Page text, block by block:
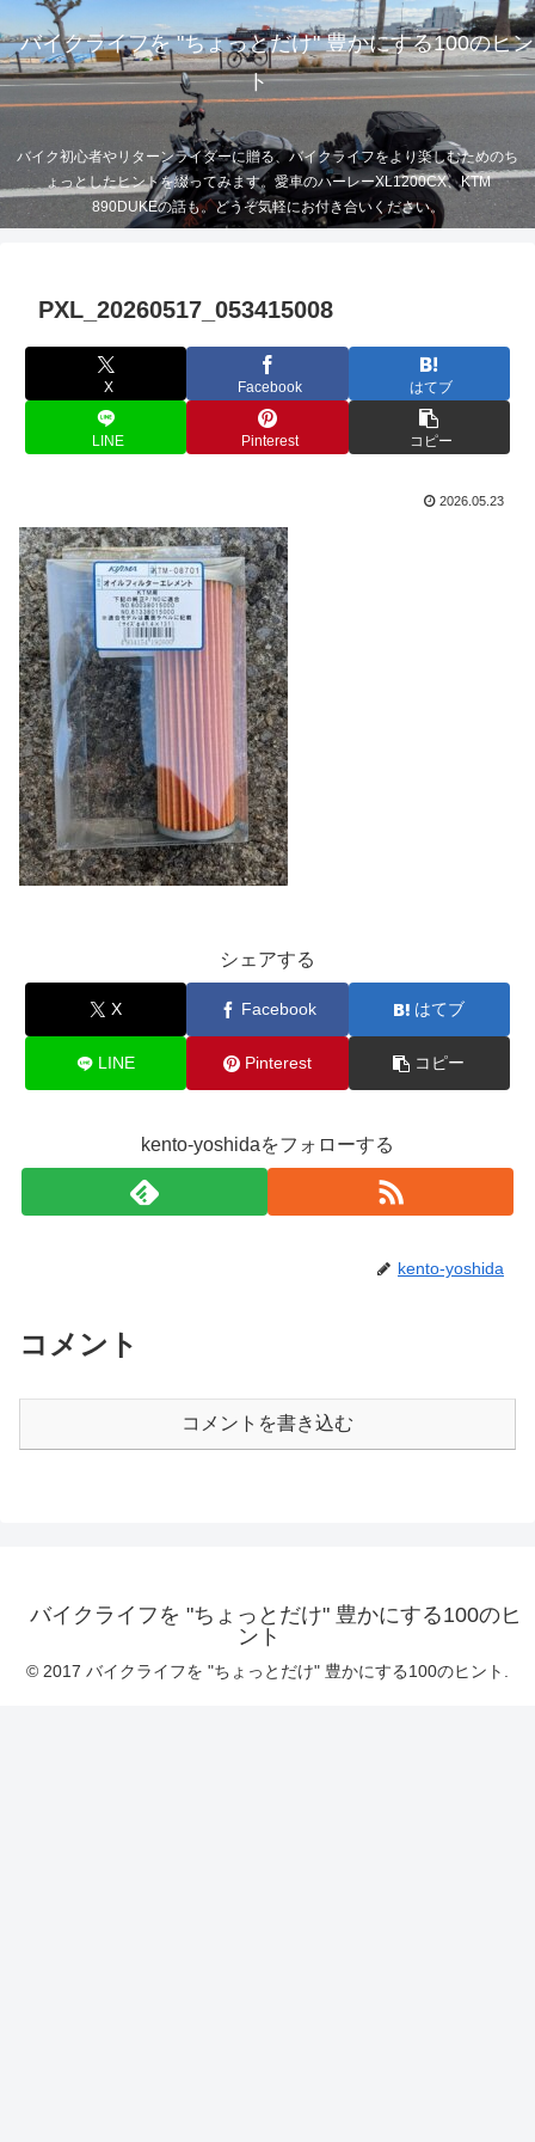
バイクライフを "ちょっとだけ" 豊かにする100のヒン
ト
バイク初心者やリターンライダーに贈る、バイクライフをより楽しむためのち
ょっとしたヒントを綴ってみます。愛車のハーレーXL1200CX、KTM
890DUKEの話も。どうぞ気軽にお付き合いください。
PXL_20260517_053415008
X Facebook はてブ
LINE Pinterest コピー
2026.05.23
シェアする
X Facebook はてブ
LINE Pinterest コピー
kento-yoshidaをフォローする
kento-yoshida
コメント
コメントを書き込む
バイクライフを "ちょっとだけ" 豊かにする100のヒ
ント
© 2017 バイクライフを "ちょっとだけ" 豊かにする100のヒント.